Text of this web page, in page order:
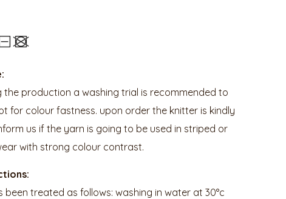
the production a washing trial is recommended to
for colour fastness. upon order the knitter is kindly
us if the yarn is going to be used in striped or
with strong colour contrast.
been treated as follows: washing in water at 30°c